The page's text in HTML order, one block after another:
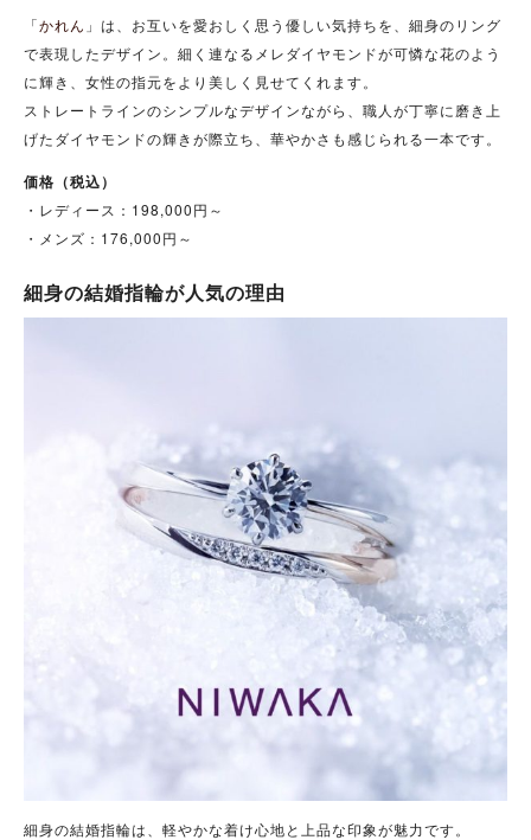
「かれん 」は、お互いを愛おしく思う優しい気持ちを、細身のリング
で表現したデザイン。細く連なるメレダイヤモンドが可憐な花のよう
に輝き、女性の指元をより美しく見せてくれます。
ストレートラインのシンプルなデザインながら、職人が丁寧に磨き上
げたダイヤモンドの輝きが際立ち、華やかさも感じられる一本です。
価格（税込）
・レディース：198,000円～
・メンズ：176,000円～
細身の結婚指輪が人気の理由
細身の結婚指輪は、軽やかな着け心地と上品な印象が魅力です。